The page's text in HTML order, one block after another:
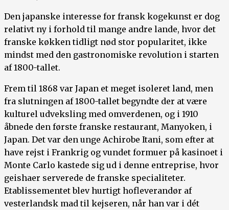
Den japanske interesse for fransk kogekunst er dog
relativt ny i forhold til mange andre lande, hvor det
franske køkken tidligt nød stor popularitet, ikke
mindst med den gastronomiske revolution i starten
af 1800-tallet.
Frem til 1868 var Japan et meget isoleret land, men
fra slutningen af 1800-tallet begyndte der at være
kulturel udveksling med omverdenen, og i 1910
åbnede den første franske restaurant, Manyoken, i
Japan. Det var den unge Achirobe Itani, som efter at
have rejst i Frankrig og vundet formuer på kasinoet i
Monte Carlo kastede sig ud i denne entreprise, hvor
geishaer serverede de franske specialiteter.
Etablissementet blev hurtigt hofleverandør af
vesterlandsk mad til kejseren, når han var i dét